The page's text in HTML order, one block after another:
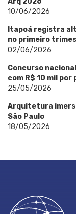
10/06/2026
Itapoá registra
no primeiro
02/06/2026
Concurso
com R$ 10 mil
25/05/2026
Arquitetura
São Paulo
18/05/2026